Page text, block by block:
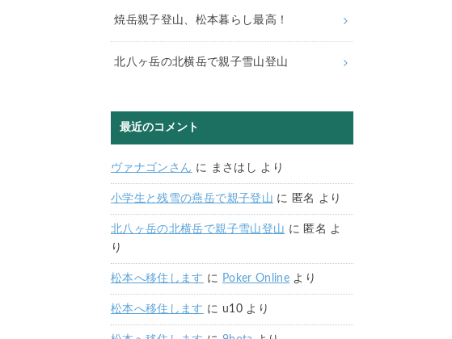
焼岳親子登山、松本暮らし最高！
北八ヶ岳の北横岳で親子雪山登山
最近のコメント
ヴァナゴンさん に まさはし より
小学生と残雪の燕岳で親子登山 に 匿名 より
北八ヶ岳の北横岳で親子雪山登山 に 匿名 よ
り
松本へ移住します に Poker Online より
松本へ移住します に u10より